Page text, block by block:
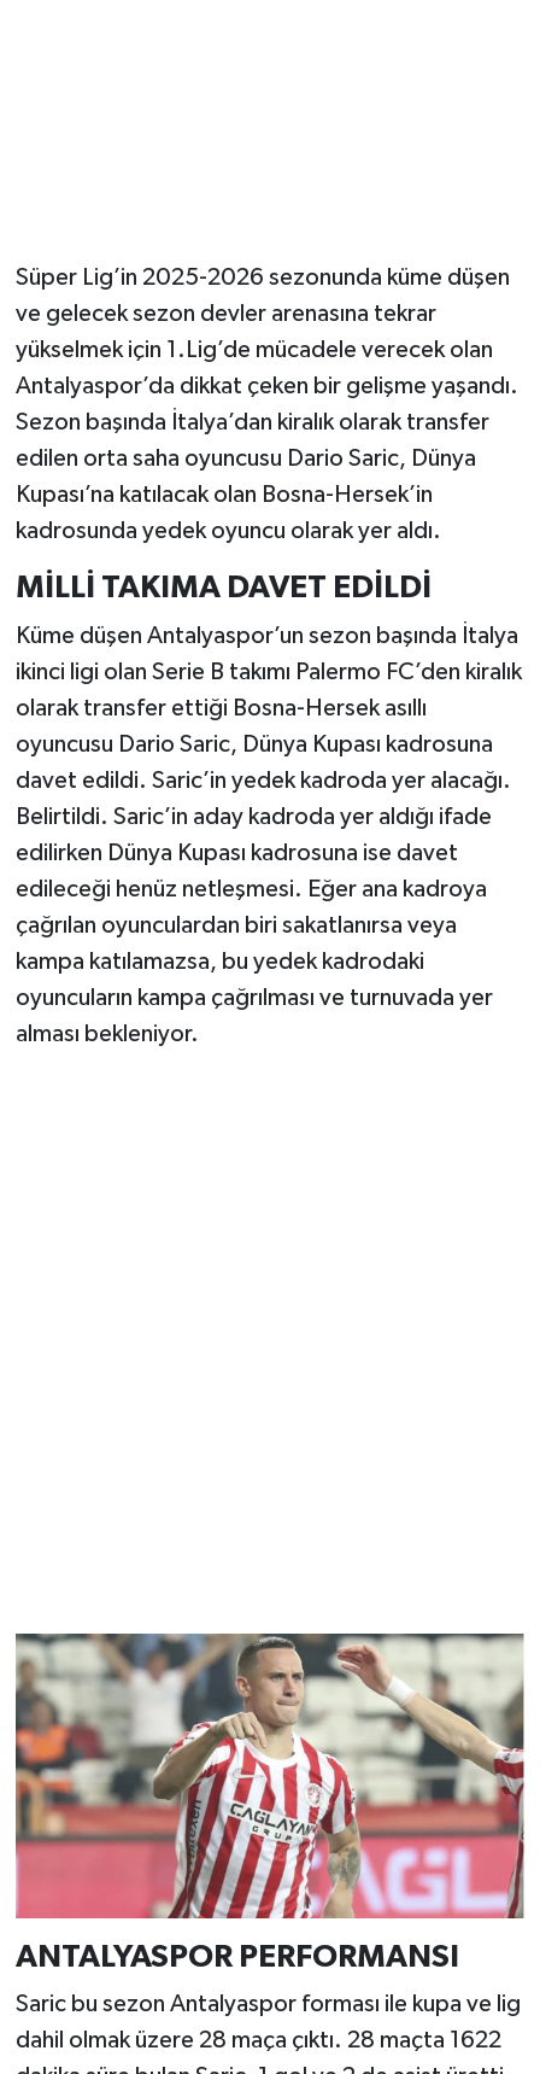
Süper Lig’in 2025-2026 sezonunda küme düşen
ve gelecek sezon devler arenasına tekrar
yükselmek için 1.Lig’de mücadele verecek olan
Antalyaspor’da dikkat çeken bir gelişme yaşandı.
Sezon başında İtalya’dan kiralık olarak transfer
edilen orta saha oyuncusu Dario Saric, Dünya
Kupası’na katılacak olan Bosna-Hersek’in
kadrosunda yedek oyuncu olarak yer aldı.
MİLLİ TAKIMA DAVET EDİLDİ
Küme düşen Antalyaspor’un sezon başında İtalya
ikinci ligi olan Serie B takımı Palermo FC’den kiralık
olarak transfer ettiği Bosna-Hersek asıllı
oyuncusu Dario Saric, Dünya Kupası kadrosuna
davet edildi. Saric’in yedek kadroda yer alacağı.
Belirtildi. Saric’in aday kadroda yer aldığı ifade
edilirken Dünya Kupası kadrosuna ise davet
edileceği henüz netleşmesi. Eğer ana kadroya
çağrılan oyunculardan biri sakatlanırsa veya
kampa katılamazsa, bu yedek kadrodaki
oyuncuların kampa çağrılması ve turnuvada yer
alması bekleniyor.
ANTALYASPOR PERFORMANSI
Saric bu sezon Antalyaspor forması ile kupa ve lig
dahil olmak üzere 28 maça çıktı. 28 maçta 1622